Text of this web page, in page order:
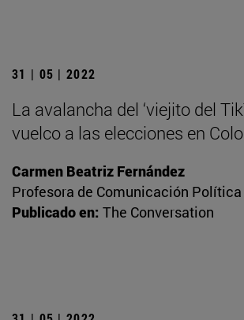
31 | 05 | 2022
La avalancha del ‘viejito del
vuelco a las elecciones en
Carmen Beatriz Fernández
Profesora de Comunicación Política
Publicado en: The Conversation